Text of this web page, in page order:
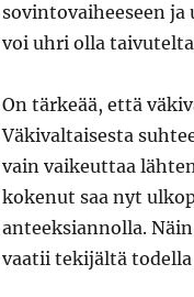
sovintovaiheeseen
voi uhri olla
On tärkeää, että
Väkivaltaisesta
vain vaikeuttaa
kokenut saa nyt
anteeksiannolla.
vaatii tekijältä